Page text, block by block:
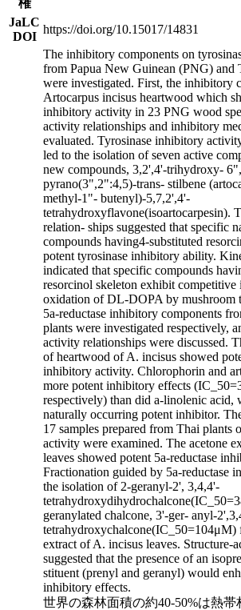
JaLC
DOI
https://doi.org/10.15017/14831
The inhibitory components on
from Papua New Guinean (PNG) and
were investigated. First, the inhibitory
Artocarpus incisus heartwood which sh
inhibitory activity in 23 PNG wood
activity relationships and inhibitory
evaluated. Tyrosinase inhibitory
led to the isolation of seven active
new compounds, 3,2',4'-trihydroxy-
pyrano(3",2":4,5)-trans- stilbene
methyl-1"- butenyl)-5,7,2',4'-
tetrahydroxyflavone(isoartocarpesin).
relation- ships suggested that specific
compounds having4-substituted
potent tyrosinase inhibitory ability.
indicated that specific compounds
resorcinol skeleton exhibit
oxidation of DL-DOPA by mushroom
5a-reductase inhibitory components
plants were investigated respectively,
activity relationships were discussed.
of heartwood of A. incisus showed
inhibitory activity. Chlorophorin and
more potent inhibitory effects
respectively) than did a-linolenic acid,
naturally occurring potent inhibitor.
17 samples prepared from Thai plants
activity were examined. The acetone
leaves showed potent 5a-reductase
Fractionation guided by 5a-reductase
the isolation of 2-geranyl-2', 3,4,4'-
geranylated chalcone, 3'-ger- anyl-
tetrahydroxychalcone(IC_50=104μM)
extract of A. incisus leaves. Structure-
suggested that the presence of an
stituent (prenyl and geranyl) would
inhibitory effects.
世界の森林面積の約40-50%は熱